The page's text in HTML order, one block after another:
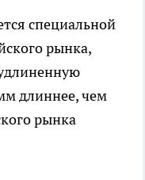
специальной
рынка,
длиннее, чем
рынка